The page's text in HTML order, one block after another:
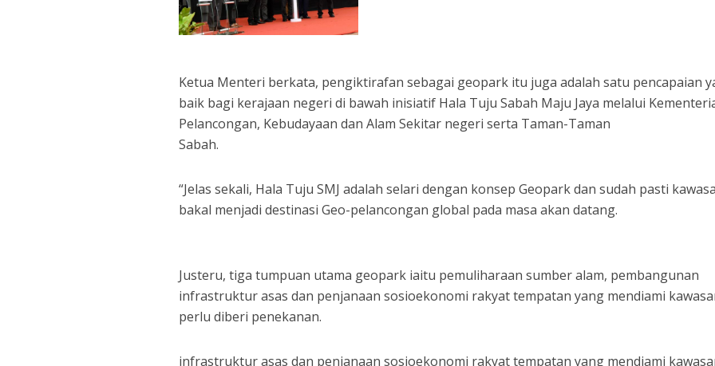
Ketua Menteri berkata, pengiktirafan sebagai geopark itu juga adalah satu pencapaian
baik bagi kerajaan negeri di bawah inisiatif Hala Tuju Sabah Maju Jaya melalui
Pelancongan, Kebudayaan dan Alam Sekitar negeri serta Taman-Taman
Sabah.
“Jelas sekali, Hala Tuju SMJ adalah selari dengan konsep Geopark dan sudah pasti
bakal menjadi destinasi Geo-pelancongan global pada masa akan datang.
Justeru, tiga tumpuan utama geopark iaitu pemuliharaan sumber alam, pembangunan
infrastruktur asas dan penjanaan sosioekonomi rakyat tempatan yang mendiami
perlu diberi penekanan.
infrastruktur asas dan penjanaan sosioekonomi rakyat tempatan yang mendiami